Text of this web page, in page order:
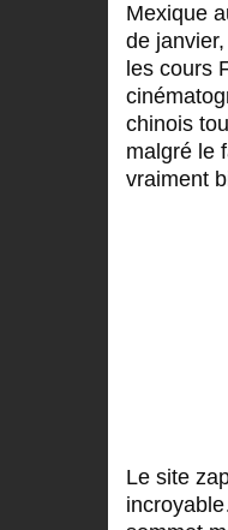
Mexique
de
les cours
chinois
malgré le
vraiment
Le site